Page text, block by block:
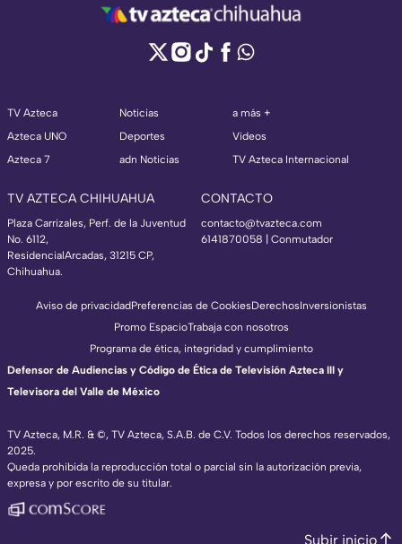
TV Azteca
Azteca UNO
Azteca 7
Noticias
Deportes
adn Noticias
a más +
Videos
TV Azteca Internacional
TV AZTECA CHIHUAHUA
Plaza Carrizales, Perf. de la Juventud
No. 6112,
ResidencialArcadas, 31215 CP,
Chihuahua.
CONTACTO
contacto@tvazteca.com
6141870058 | Conmutador
TV Azteca, M.R. & ©, TV Azteca, S.A.B. de C.V. Todos los derechos reservados,
2025.
Queda prohibida la reproducción total o parcial sin la autorización previa,
expresa y por escrito de su titular.
Aviso de privacidadPreferencias de CookiesDerechosInversionistas
Promo EspacioTrabaja con nosotros
Programa de ética, integridad y cumplimiento
Defensor de Audiencias y Código de Ética de Televisión Azteca III y
Televisora del Valle de México
Subir inicio